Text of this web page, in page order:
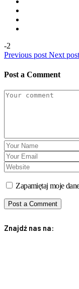
-2
Previous post Next post
Post a Comment
Zapamiętaj moje
Znajdź nas na: